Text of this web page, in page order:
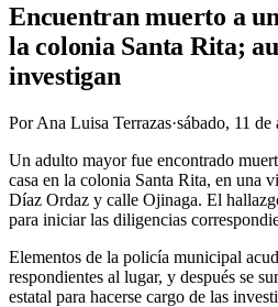
Encuentran muerto a
la colonia Santa Rita;
investigan
PorAna Luisa Terrazas·sábado, 11
Un adulto mayor fue encontrado
casa en la colonia Santa Rita, en una
Díaz Ordaz y calle Ojinaga. El
para iniciar las diligencias
Elementos de la policía municipal
respondientes al lugar, y después se
estatal para hacerse cargo de las